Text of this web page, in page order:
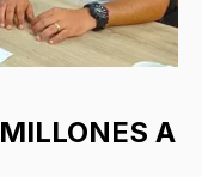
A